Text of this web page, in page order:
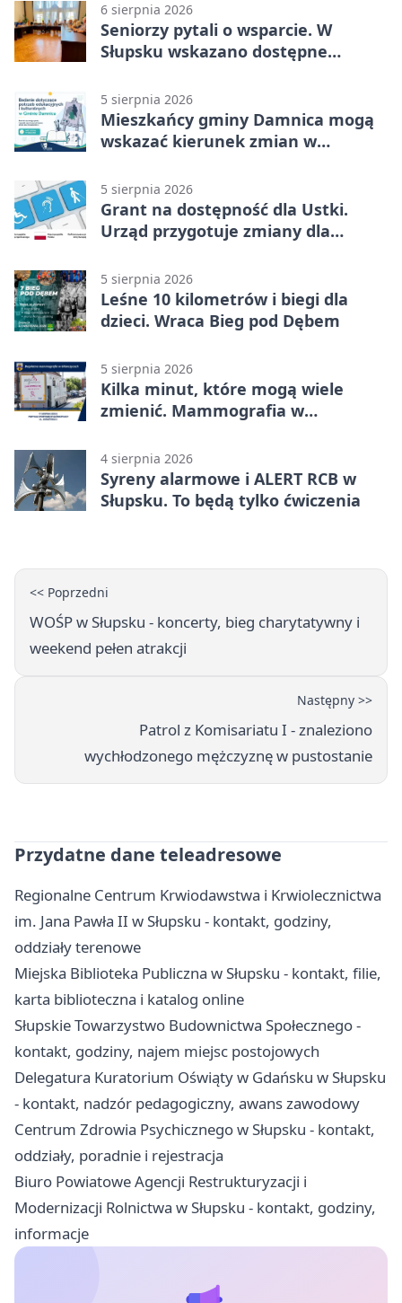
6 sierpnia 2026
Seniorzy pytali o wsparcie. W
Słupsku wskazano dostępne
5 sierpnia 2026
Mieszkańcy gminy Damnica mogą
wskazać kierunek zmian w
5 sierpnia 2026
Grant na dostępność dla Ustki.
Urząd przygotuje zmiany dla
5 sierpnia 2026
Leśne 10 kilometrów i biegi dla
dzieci. Wraca Bieg pod Dębem
5 sierpnia 2026
Kilka minut, które mogą wiele
zmienić. Mammografia w
4 sierpnia 2026
Syreny alarmowe i ALERT RCB w
Słupsku. To będą tylko ćwiczenia
<< Poprzedni
WOŚP w Słupsku - koncerty, bieg charytatywny i
weekend pełen atrakcji
Następny >>
Patrol z Komisariatu I - znaleziono
wychłodzonego mężczyznę w pustostanie
Przydatne dane teleadresowe
Regionalne Centrum Krwiodawstwa i Krwiolecznictwa
im. Jana Pawła II w Słupsku - kontakt, godziny,
oddziały terenowe
Miejska Biblioteka Publiczna w Słupsku - kontakt, filie,
karta biblioteczna i katalog online
Słupskie Towarzystwo Budownictwa Społecznego -
kontakt, godziny, najem miejsc postojowych
Delegatura Kuratorium Oświąty w Gdańsku w Słupsku
- kontakt, nadzór pedagogiczny, awans zawodowy
Centrum Zdrowia Psychicznego w Słupsku - kontakt,
oddziały, poradnie i rejestracja
Biuro Powiatowe Agencji Restrukturyzacji i
Modernizacji Rolnictwa w Słupsku - kontakt, godziny,
informacje